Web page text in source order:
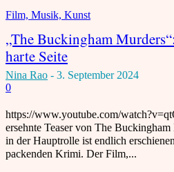
Film, Musik, Kunst
„The Buckingham
harte Seite
Nina Rao - 3. September 2024
0
https://www.youtube.com/
ersehnte Teaser von The
in der Hauptrolle ist endlich
packenden Krimi. Der Film,...